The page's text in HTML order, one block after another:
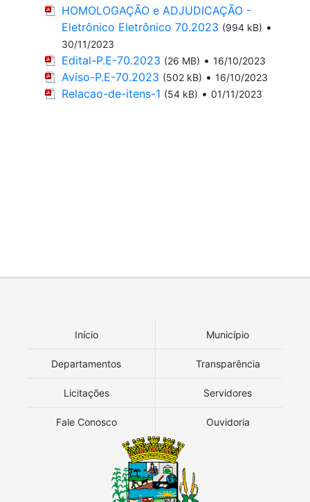
HOMOLOGAÇÃO e ADJUDICAÇÃO -
Eletrônico Eletrônico 70.2023 (994 kB) •
30/11/2023
Edital-P.E-70.2023 (26 MB) • 16/10/2023
Aviso-P.E-70.2023 (502 kB) • 16/10/2023
Relacao-de-itens-1 (54 kB) • 01/11/2023
Início Município
Departamentos Transparência
Licitações Servidores
Fale Conosco Ouvidoria